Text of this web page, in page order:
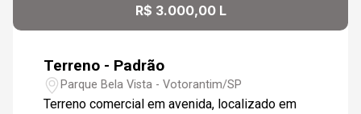
R$ 3.000,00 L
Terreno - Padrão
Parque Bela Vista - Votorantim/SP
Terreno comercial em avenida, localizado em